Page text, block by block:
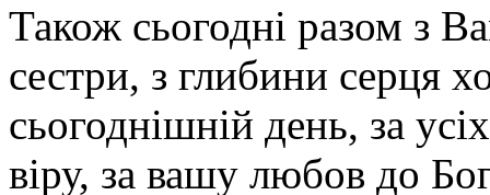
Також сьогодні разом з
сестри, з глибини серця
сьогоднішній день, за
віру, за вашу любов до